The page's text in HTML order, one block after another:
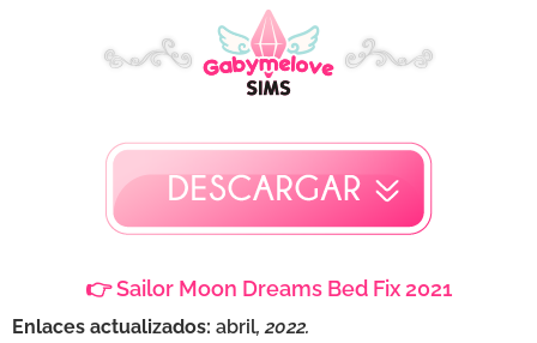
👉 Sailor Moon Dreams Bed Fix 2021
Enlaces actualizados: abril, 2022.